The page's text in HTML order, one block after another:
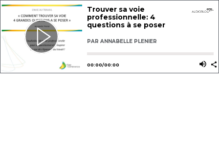
Trouver sa voie
professionnelle: 4
questions à se poser
PARANNABELLE PLENIER
Utilisez les flèches gauche ou
00:00/00:00